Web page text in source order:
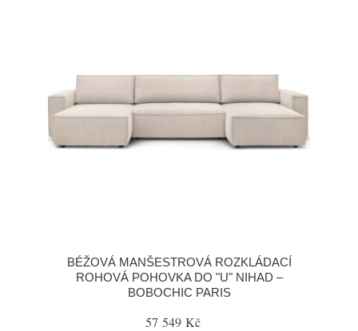
BÉŽOVÁ MANŠESTROVÁ ROZKLÁDACÍ
ROHOVÁ POHOVKA DO "U" NIHAD –
BOBOCHIC PARIS
57 549 Kč